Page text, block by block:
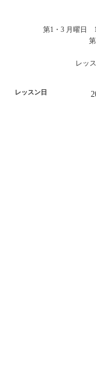
第1・3 月曜日
レッ
レッスン日